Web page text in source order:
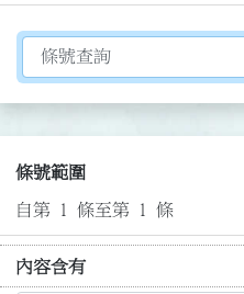
切換選擇法規資訊內容
條號範圍
自第 1 條至第 1 條
內容含有